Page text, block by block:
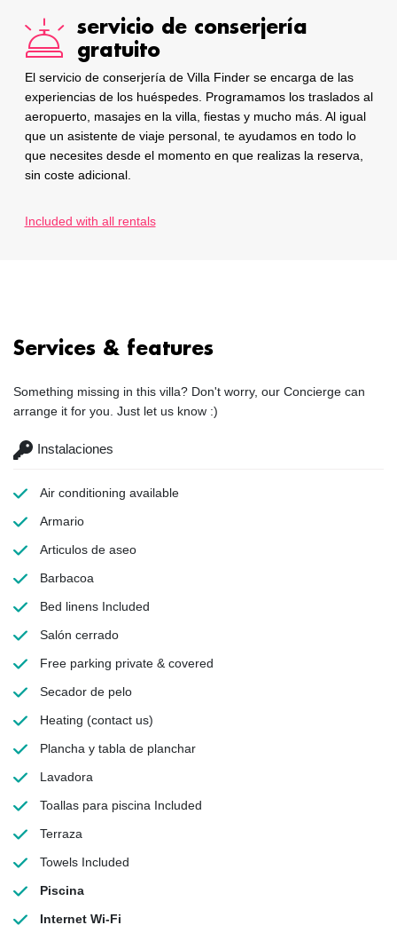
servicio de conserjería
gratuito
El servicio de conserjería de Villa Finder se encarga de las
experiencias de los huéspedes. Programamos los traslados al
aeropuerto, masajes en la villa, fiestas y mucho más. Al igual
que un asistente de viaje personal, te ayudamos en todo lo
que necesites desde el momento en que realizas la reserva,
sin coste adicional.
Included with all rentals
Services & features
Something missing in this villa? Don't worry, our Concierge can
arrange it for you. Just let us know :)
Instalaciones
Air conditioning available
Armario
Articulos de aseo
Barbacoa
Bed linens Included
Salón cerrado
Free parking private & covered
Secador de pelo
Heating (contact us)
Plancha y tabla de planchar
Lavadora
Toallas para piscina Included
Terraza
Towels Included
Piscina
Internet Wi-Fi